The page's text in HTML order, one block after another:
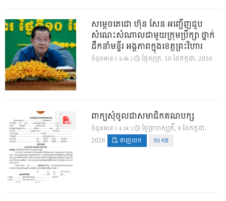
សម្តេចតេជោ ហ៊ុន សែន អញ្ជើញជួប
សំណេះសំណាលជាមួយក្រុមប្រឹក្សា ថ្នាក់
ដឹកនាំមន្ទីរ អង្គភាពក្នុងខេត្តព្រះវិហារ
ចំនួនអាន ( 4.4k ) ថ្ងៃ​សុក្រ, 10 ខែ​កក្កដា, 2026
ពាក្យសុំចូលជាសមាជិកគណបក្ស
ចំនួនអាន ( 4.1k )
ថ្ងៃ​ព្រហស្បតិ៍, 9 ខែ​កក្កដា,
2026
ទាញយក 93 KB